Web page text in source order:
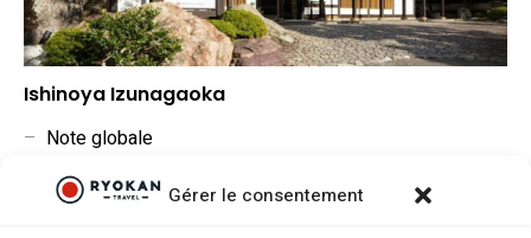
Gérer le consentement
Ishinoya Izunagaoka
– Note globale
Rapport qualité/prix